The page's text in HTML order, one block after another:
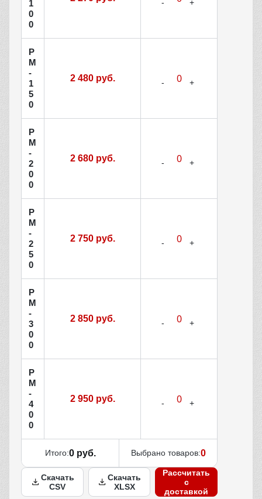
1
0
0
Р
М
-
1
5
0
2 480 руб.
Р
М
-
2
0
0
2 680 руб.
Р
М
-
2
5
0
2 750 руб.
Р
М
-
3
0
0
2 850 руб.
Р
М
-
4
0
0
2 950 руб.
Итого:0 руб. Выбрано товаров:0
Скачать
CSV
Скачать
XLSX
Рассчитать
с
доставкой